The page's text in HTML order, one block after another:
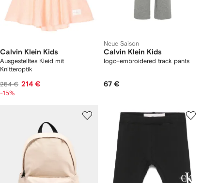
Calvin Klein Kids
Ausgestelltes Kleid mit
Knitteroptik
254 € 214 €
-15%
Neue Saison
Calvin Klein Kids
logo-embroidered track pants
67 €